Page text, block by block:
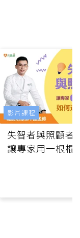
失智者與照顧者
讓專家用一根棍
影片課程